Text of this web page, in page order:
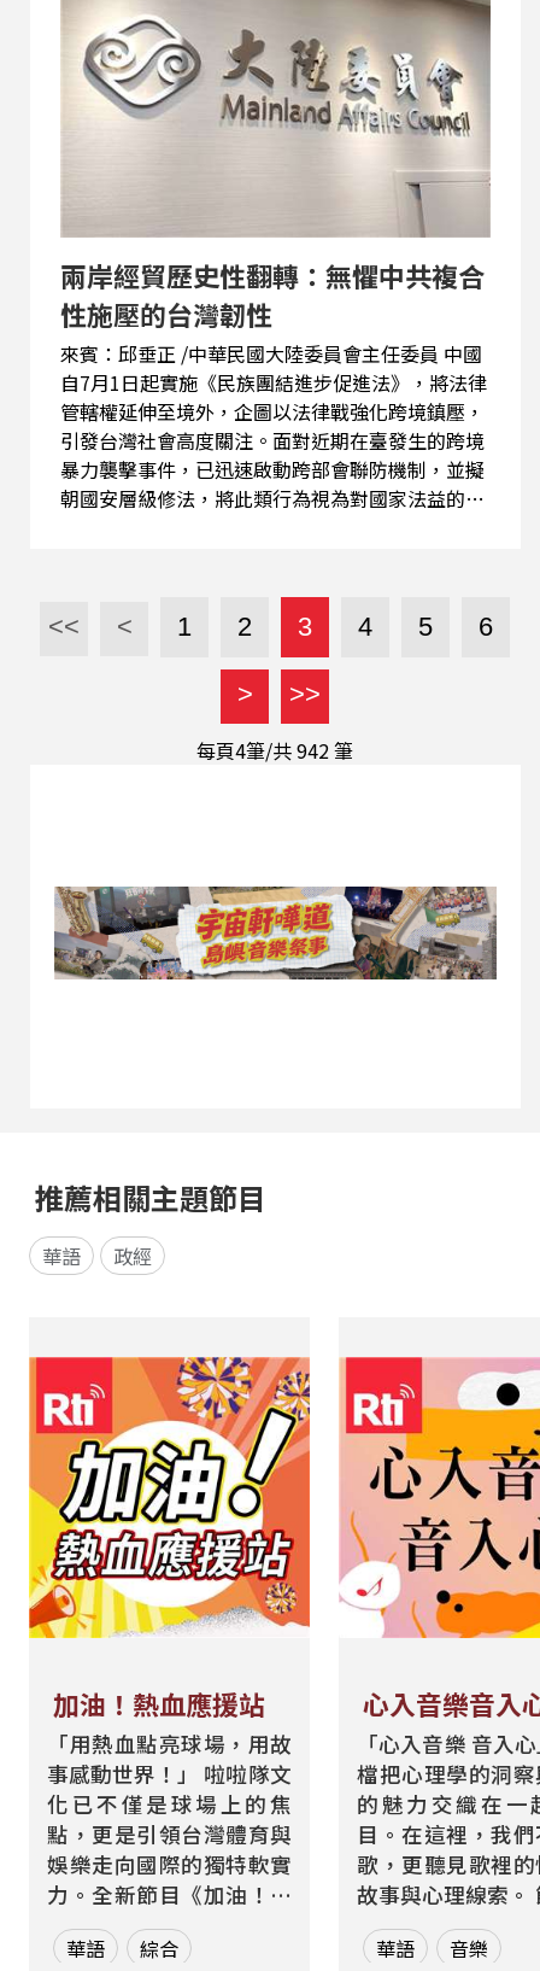
弄的傳播，建立起堅韌的社會防線。 今天我們要請
認知戰專家劉文斌教授帶大家一起深入了解什麼是
認知戰，大家怎麼在不知不覺中接受了一些似是而
非的想法。
兩岸經貿歷史性翻轉：無懼中共複合
性施壓的台灣韌性
來賓：邱垂正 /中華民國大陸委員會主任委員 中國
自7月1日起實施《民族團結進步促進法》，將法律
管轄權延伸至境外，企圖以法律戰強化跨境鎮壓，
引發台灣社會高度關注。面對近期在臺發生的跨境
暴力襲擊事件，已迅速啟動跨部會聯防機制，並擬
朝國安層級修法，將此類行為視為對國家法益的嚴
「紅色供應鏈」的依賴，在中國持續的複合性施壓
下，經濟與股市依然逆勢突圍、表現亮眼。未來政
府將持續嚴查境外犯罪黑幫勢力，以確保國人安
全，但同時也將維持並保障健康、有序的正常兩岸
<< < 1 2 3 4 5 6
> >>
每頁4筆/共942筆
推薦相關主題節目
華語 政經
加油！熱血應援站
「用熱血點亮球場，用故
事感動世界！」 啦啦隊文
化已不僅是球場上的焦
點，更是引領台灣體育與
娛樂走向國際的獨特軟實
力。全新節目《加油！熱
血應援站》，由香港藝人
張啟樂與影視運動產業專
華語 綜合
心入音樂音入
「心入音樂 音入
檔把心理學的洞
的魅力交織在一
目。在這裡，我
歌，更聽見歌裡
故事與心理線索。 節目從
心理學的角度出
聽眾探索音樂如
華語 音樂